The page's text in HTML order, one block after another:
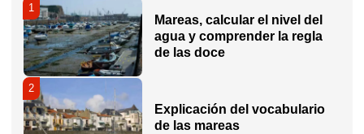
1
Mareas, calcular el nivel del
agua y comprender la regla
de las doce
2
Explicación del vocabulario
de las mareas